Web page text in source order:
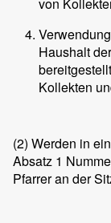
von
Haushalt
Kollekten
(2) Werden in
Absatz 1
Pfarrer an der